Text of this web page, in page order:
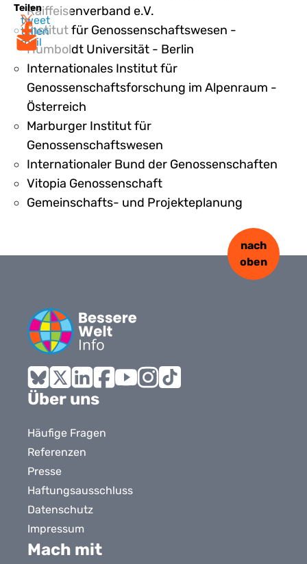
Teilen
tweet
teilen
mail
Raiffeisenverband e.V.
Institut für Genossenschaftswesen -
Humboldt Universität - Berlin
Internationales Institut für
Genossenschaftsforschung im Alpenraum -
Österreich
Marburger Institut für
Genossenschaftswesen
Internationaler Bund der Genossenschaften
Vitopia Genossenschaft
Gemeinschafts- und Projekteplanung
Bluesky
X LinkedInFacebook
nach
oben
Über uns
Häufige Fragen
Referenzen
Presse
Haftungsausschluss
Datenschutz
Impressum
Mach mit